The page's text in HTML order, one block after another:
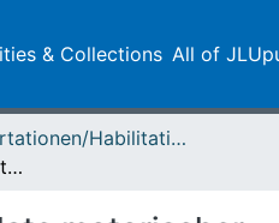
& Collections All of
Dissertationen/Habilitationen
Neuronale Korrelate motorischer und sensorischer Enkodierungsstrategien in N-Back-Aufgaben : eine fMRT-Studie